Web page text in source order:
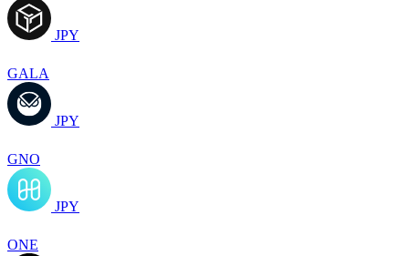
JPY
GALA
JPY
GNO
JPY
ONE